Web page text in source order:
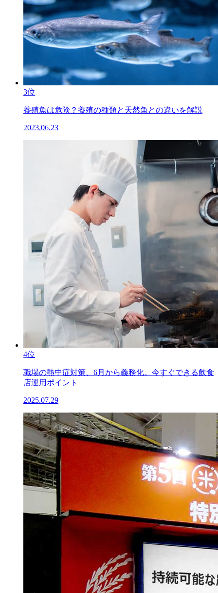
3位
養殖魚は危険？養殖の種類と天然魚との違いを解説
2023.06.23
4位
職場の熱中症対策、6月から義務化。今すぐできる飲食
店運用ポイント
2025.07.29